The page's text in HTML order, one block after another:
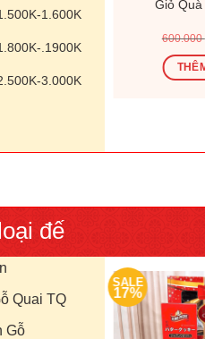
1.600K
.1900K
3.000K
Giỏ
600.000
₫.
hiện
là:
1.200.000 ₫.
đế
Quai TQ
Gỗ
SALE
17%